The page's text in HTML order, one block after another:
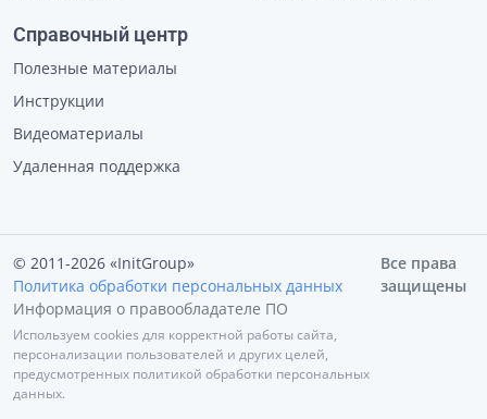
Справочный центр
Полезные материалы
Инструкции
Видеоматериалы
Удаленная поддержка
© 2011-2026 «InitGroup»
Политика обработки персональных данных
Информация о правообладателе ПО
Используем cookies для корректной работы сайта,
персонализации пользователей и других целей,
предусмотренных политикой обработки персональных
данных.
Все права
защищены